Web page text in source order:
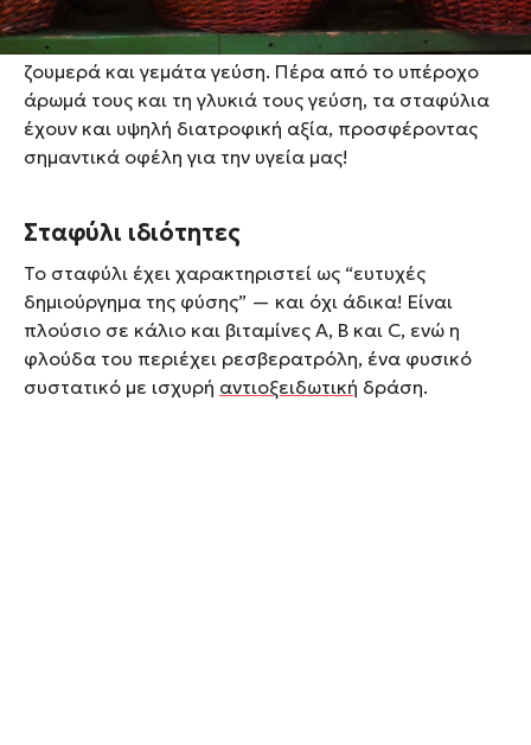
απολαμβάνουμε από τα μέσα του καλοκαιριού μέχρι
και τις πρώτες φθινοπωρινές ημέρες — δροσερά,
ζουμερά και γεμάτα γεύση. Πέρα από το υπέροχο
άρωμά τους και τη γλυκιά τους γεύση, τα σταφύλια
έχουν και υψηλή διατροφική αξία, προσφέροντας
σημαντικά οφέλη για την υγεία μας!
Σταφύλι ιδιότητες
Το σταφύλι έχει χαρακτηριστεί ως “ευτυχές
δημιούργημα της φύσης” — και όχι άδικα! Είναι
πλούσιο σε κάλιο και βιταμίνες A, B και C, ενώ η
φλούδα του περιέχει ρεσβερατρόλη, ένα φυσικό
συστατικό με ισχυρή αντιοξειδωτική δράση.